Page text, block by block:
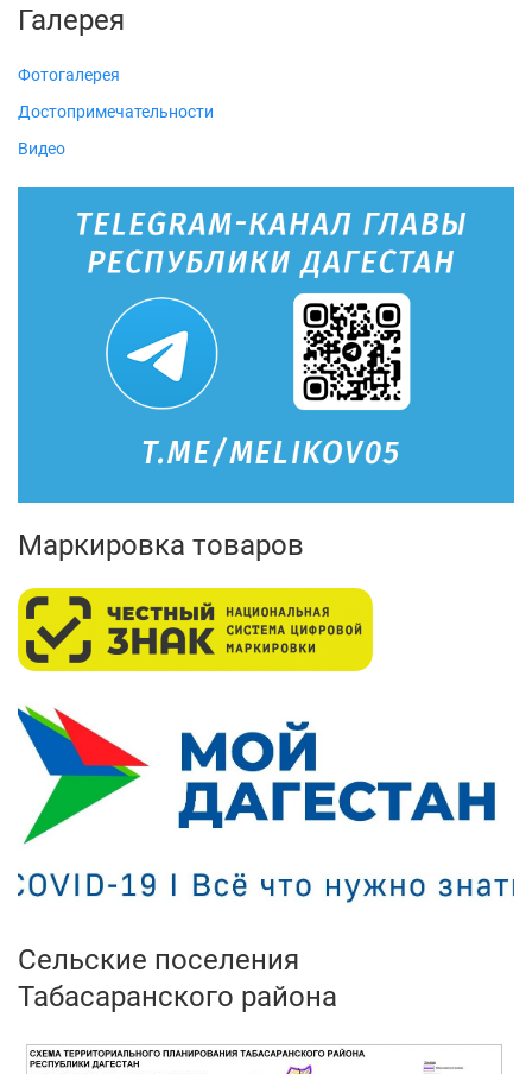
Галерея
Фотогалерея
Достопримечательности
Видео
Маркировка товаров
Сельские поселения
Табасаранского района